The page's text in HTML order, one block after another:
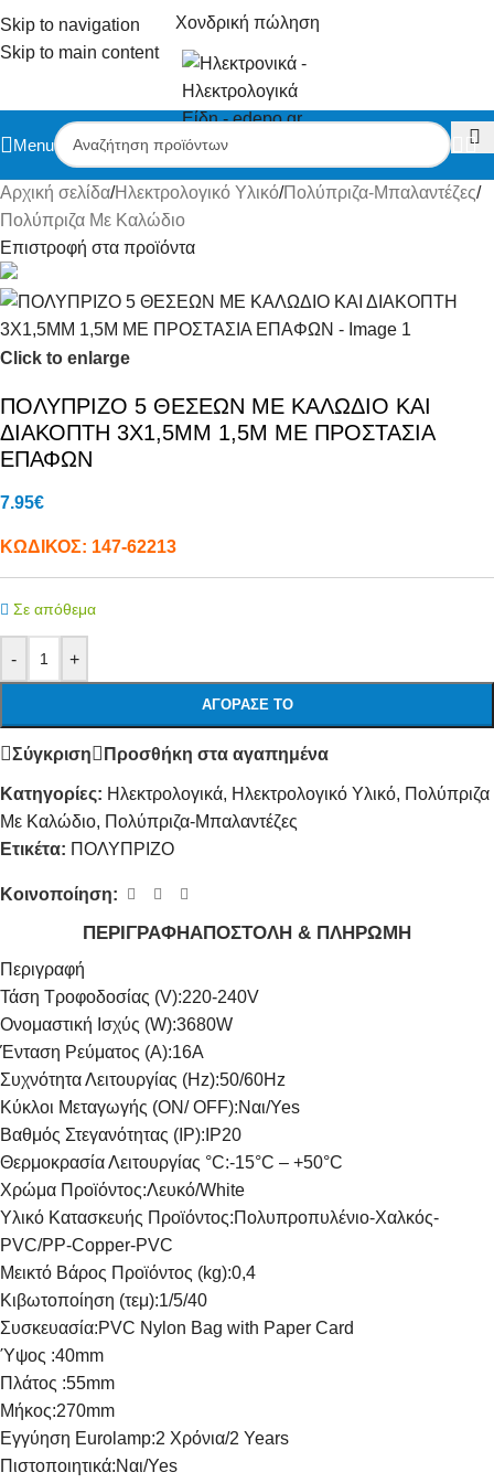
Skip to navigation
Skip to main content
Χονδρική πώληση
Menu
Αρχική σελίδα/Ηλεκτρολογικό Υλικό/Πολύπριζα-Μπαλαντέζες/
Πολύπριζα Με Καλώδιο
Επιστροφή στα προϊόντα
Click to enlarge
ΠΟΛΥΠΡΙΖΟ 5 ΘΕΣΕΩΝ ΜΕ ΚΑΛΩΔΙΟ ΚΑΙ
ΔΙΑΚΟΠΤΗ 3X1,5MM 1,5M ΜΕ ΠΡΟΣΤΑΣΙΑ
ΕΠΑΦΩΝ
7.95€
ΚΩΔΙΚΟΣ: 147-62213
Σε απόθεμα
- +
ΑΓΌΡΑΣΕ ΤΟ
Σύγκριση Προσθήκη στα αγαπημένα
Κατηγορίες: Ηλεκτρολογικά, Ηλεκτρολογικό Υλικό, Πολύπριζα
Με Καλώδιο, Πολύπριζα-Μπαλαντέζες
Ετικέτα: ΠΟΛΥΠΡΙΖΟ
Κοινοποίηση:
ΠΕΡΙΓΡΑΦΉΑΠΟΣΤΟΛΉ & ΠΛΗΡΩΜΉ
Περιγραφή
Τάση Τροφοδοσίας (V):220-240V
Ονομαστική Ισχύς (W):3680W
Ένταση Ρεύματος (Α):16A
Συχνότητα Λειτουργίας (Hz):50/60Hz
Κύκλοι Μεταγωγής (ON/ OFF):Ναι/Yes
Βαθμός Στεγανότητας (IP): IP20
Θερμοκρασία Λειτουργίας °C:-15°C – +50°C
Χρώμα Προϊόντος:Λευκό/White
Υλικό Κατασκευής Προϊόντος:Πολυπροπυλένιο-Χαλκός-
PVC/PP-Copper-PVC
Μεικτό Βάρος Προϊόντος (kg):0,4
Κιβωτοποίηση (τεμ):1/5/40
Συσκευασία:PVC Nylon Bag with Paper Card
Ύψος :40mm
Πλάτος :55mm
Μήκος:270mm
Εγγύηση Eurolamp:2 Χρόνια/2 Years
Πιστοποιητικά:Ναι/Yes